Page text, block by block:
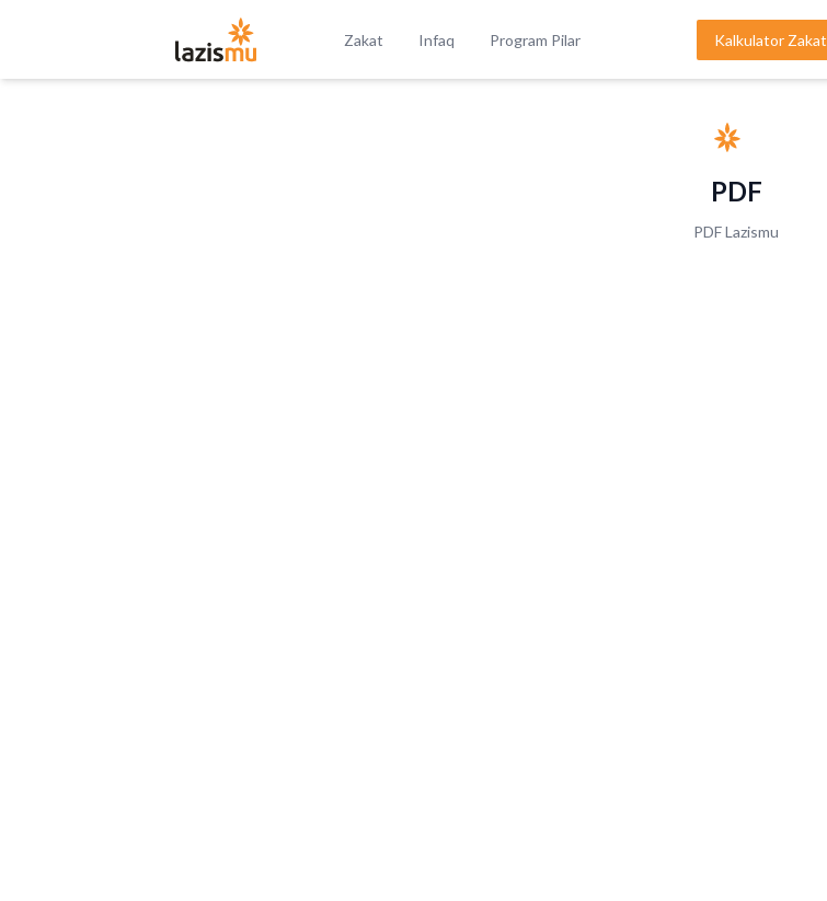
Zakat Infaq Program Pilar Kalkulator Zakat
PDF
PDF Lazismu